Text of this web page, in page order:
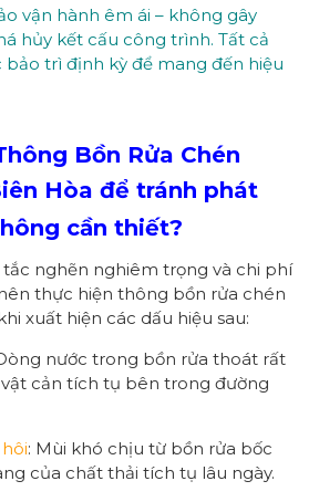
vận hành êm ái – không gây
hủy kết cấu công trình. Tất cả
trì định kỳ để mang đến hiệu
Bồn Rửa Chén
Hòa để tránh phát
cần thiết?
nghẽn nghiêm trọng và chi phí
thực hiện thông bồn rửa chén
xuất hiện các dấu hiệu sau:
nước trong bồn rửa thoát rất
cản tích tụ bên trong đường
: Mùi khó chịu từ bồn rửa bốc
của chất thải tích tụ lâu ngày.